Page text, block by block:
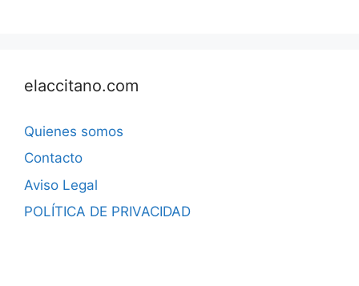
elaccitano.com
Quienes somos
Contacto
Aviso Legal
POLÍTICA DE PRIVACIDAD